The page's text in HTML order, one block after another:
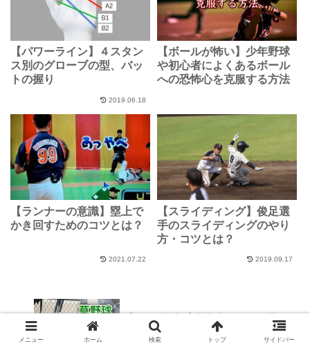
【パワーライン】４スタン
ス別のグローブの型、バッ
トの握り
2019.06.18
【ボールが怖い】少年野球
や初心者によくあるボール
への恐怖心を克服する方法
【ランナーの意識】塁上で
かき回すためのコツとは？
2021.07.22
【スライディング】俊足選
手のスライディングのやり
方・コツとは？
2019.09.17
ームにならないように知っておきたい暗黙
のルール
メニュー ホーム 検索 トップ サイドバー